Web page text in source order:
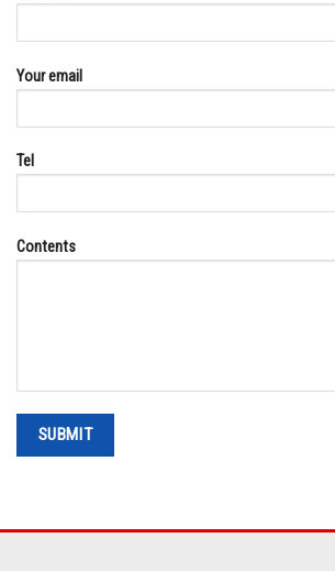
Your email
Tel
Contents